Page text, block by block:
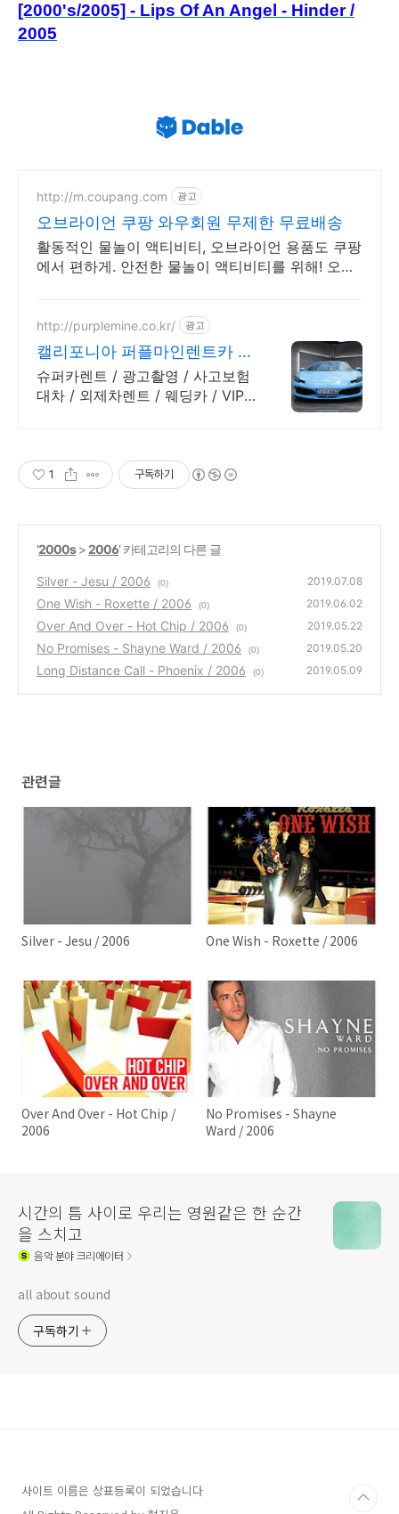
[2000's/2005] - Lips Of An Angel - Hinder /
2005
http://m.coupang.com 광고
오브라이언 쿠팡 와우회원 무제한 무료배송
활동적인 물놀이 액티비티, 오브라이언 용품도 쿠팡
에서 편하게. 안전한 물놀이 액티비티를 위해! 오래
http://purplemine.co.kr/ 광고
캘리포니아 퍼플마인렌트카 #
슈퍼카 협찬문의 #방송렌트
슈퍼카렌트 / 광고촬영 / 사고보험
대차 / 외제차렌트 / 웨딩카 / VIP
1 구독하기
'2000s>2006' 카테고리의 다른 글
Silver - Jesu / 2006 (0) 2019.07.08
One Wish - Roxette / 2006 (0) 2019.06.02
Over And Over - Hot Chip / 2006 (0) 2019.05.22
No Promises - Shayne Ward / 2006 (0) 2019.05.20
Long Distance Call - Phoenix / 2006 (0) 2019.05.09
관련글
Silver - Jesu / 2006 One Wish - Roxette / 2006
Over And Over - Hot Chip /
2006
No Promises - Shayne
Ward / 2006
시간의 틈 사이로 우리는 영원같은 한 순간
을 스치고
음악분야 크리에이터
all about sound
구독하기
사이트 이름은 상표등록이 되었습니다